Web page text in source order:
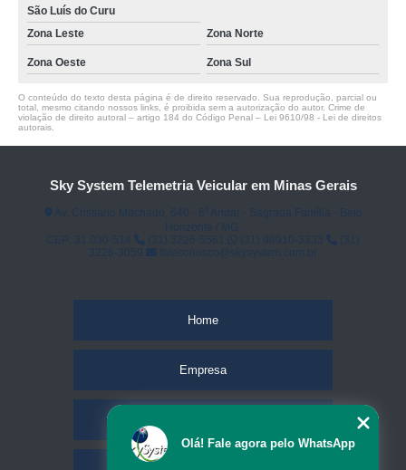
São Luís do Curu
Zona Leste
Zona Norte
Zona Oeste Zona Sul
O conteúdo do texto desta página é de direito reservado. Sua reprodução, parcial ou
total, mesmo citando nossos links, é proibida sem a autorização do autor. Crime de
violação de direito autoral – artigo 184 do Código Penal – Lei 9610/98 - Lei de direitos
autorais
Sky System Telemetria Veicular em Minas Gerais
Home
Empresa
Olá! Fale agora pelo WhatsApp